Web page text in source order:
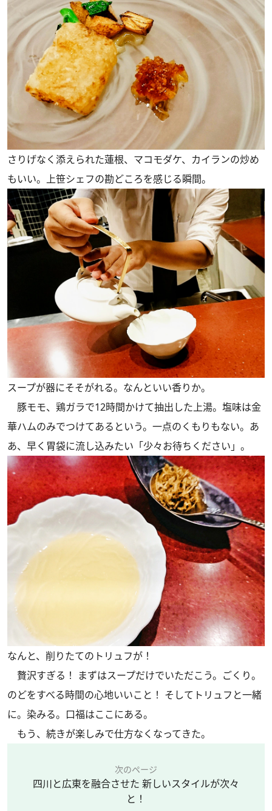
さりげなく添えられた蓮根、マコモダケ、カイランの炒め
もいい。上笹シェフの勘どころを感じる瞬間。
スープが器にそそがれる。なんといい香りか。
豚モモ、鶏ガラで12時間かけて抽出した上湯。塩味は金
華ハムのみでつけてあるという。一点のくもりもない。あ
あ、早く胃袋に流し込みたい「少々お待ちください」。
なんと、削りたてのトリュフが！
贅沢すぎる！ まずはスープだけでいただこう。ごくり。
のどをすべる時間の心地いいこと！ そしてトリュフと一緒
に。染みる。口福はここにある。
もう、続きが楽しみで仕方なくなってきた。
次のページ
四川と広東を融合させた 新しいスタイルが次々
と！